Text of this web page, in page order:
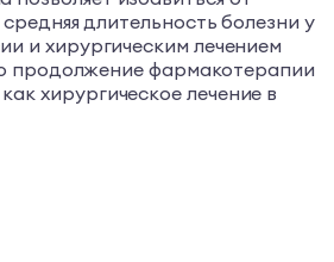
длительность болезни у
и хирургическим лечением
продолжение фармакотерапии
хирургическое лечение в